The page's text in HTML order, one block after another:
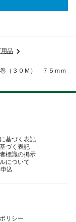
用品
（３０Ｍ） ７５ｍｍ
基づく表記
づく表記
標識の掲示
について
込
リシー